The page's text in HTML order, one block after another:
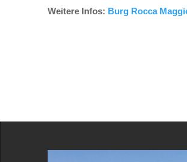
Weitere Infos: Burg Rocca